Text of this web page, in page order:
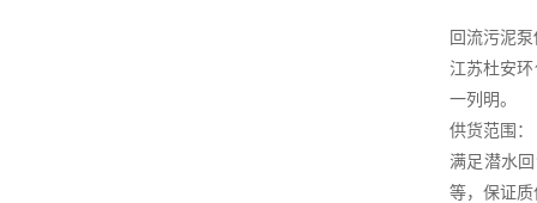
回流污泥
江苏杜安
一列明。
供货范围：
满足潜水
等，保证